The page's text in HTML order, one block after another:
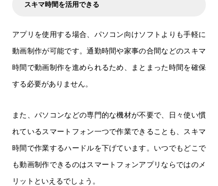
スキマ時間を活用できる
アプリを使用する場合、パソコン向けソフトよりも手軽に
動画制作が可能です。通勤時間や家事の合間などのスキマ
時間で動画制作を進められるため、まとまった時間を確保
する必要がありません。
また、パソコンなどの専門的な機材が不要で、日々使い慣
れているスマートフォン一つで作業できることも、スキマ
時間で作業するハードルを下げています。いつでもどこで
も動画制作できるのはスマートフォンアプリならではのメ
リットといえるでしょう。